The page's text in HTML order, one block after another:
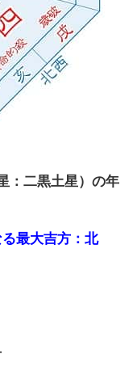
：二黒土星）の年
最大吉方：北